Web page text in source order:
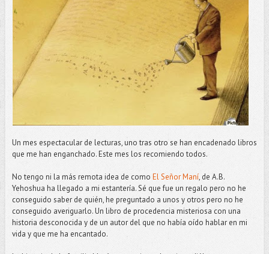
Un mes espectacular de lecturas, uno tras otro se han encadenado libros
que me han enganchado. Este mes los recomiendo todos.
No tengo ni la más remota idea de como El Señor Maní, de A.B.
Yehoshua ha llegado a mi estantería. Sé que fue un regalo pero no he
conseguido saber de quién, he preguntado a unos y otros pero no he
conseguido averiguarlo. Un libro de procedencia misteriosa con una
historia desconocida y de un autor del que no había oído hablar en mi
vida y que me ha encantado.